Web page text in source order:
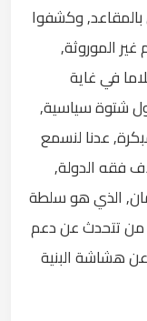
بالمقاعد, وكشفوا
الموروثة,
في غاية
شتوة سياسية,
عدنا لنسمع
فقه الدولة,
الذي هو سلطة
من تتحدث عن دعم
هشاشة البنية